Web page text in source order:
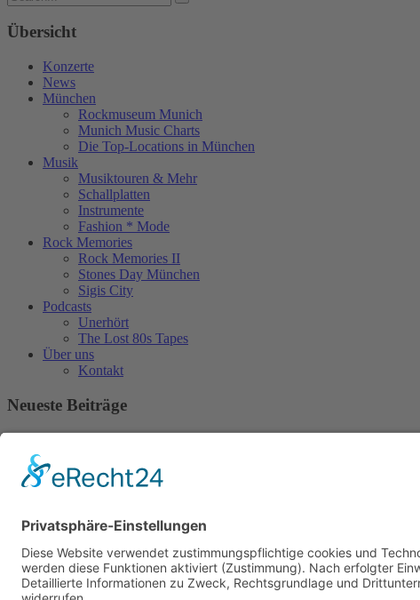
Übersicht
Konzerte
News
München
Rockmuseum Munich
Munich Music Charts
Die Top-Locations in München
Musik
Musiktouren & Mehr
Schallplatten
Instrumente
Fashion * Mode
Rock Memories
Rock Memories II
Stones Day München
Sigis City
Podcasts
Unerhört
The Lost 80s Tapes
Über uns
Kontakt
Neueste Beiträge
Münchner Open Air Sommer: Konzerte in der Residenz
Kulturfestival Gräfelfing – 4 Tage Musik & Gemeinschaft
Home
News